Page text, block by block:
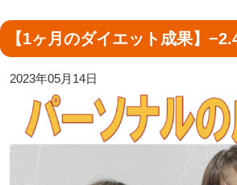
【1ヶ月のダイエット成果】
2023年05月14日